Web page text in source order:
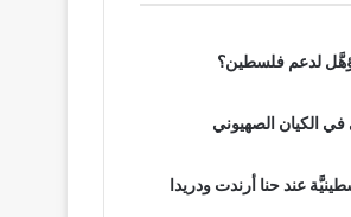
لدعم فلسطين؟
في الكيان الصهيوني
عند حنا أرندت ودريدا